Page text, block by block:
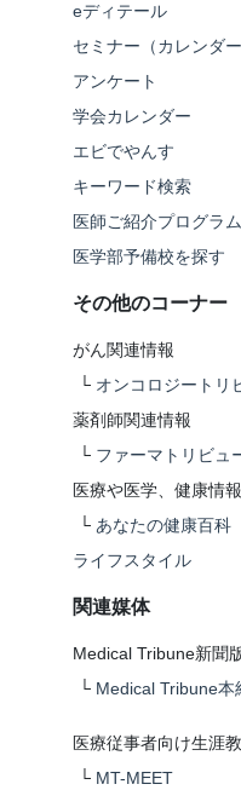
eディテール
セミナー（カレンダー
アンケート
学会カレンダー
エビでやんす
キーワード検索
医師ご紹介プログラム
医学部予備校を探す
その他のコーナー
がん関連情報
└ オンコロジートリ
薬剤師関連情報
└ ファーマトリビュ
医療や医学、健康情
└ あなたの健康百科
ライフスタイル
関連媒体
Medical Tribune新聞
└ Medical Tribune本
医療従事者向け生涯
└ MT-MEET